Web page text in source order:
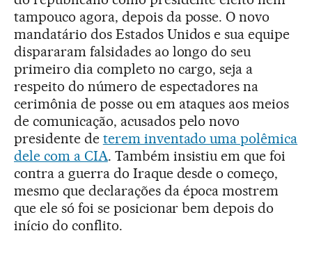
tampouco agora, depois da posse. O novo
mandatário dos Estados Unidos e sua equipe
dispararam falsidades ao longo do seu
primeiro dia completo no cargo, seja a
respeito do número de espectadores na
cerimônia de posse ou em ataques aos meios
de comunicação, acusados pelo novo
presidente de terem inventado uma polêmica
dele com a CIA. Também insistiu em que foi
contra a guerra do Iraque desde o começo,
mesmo que declarações da época mostrem
que ele só foi se posicionar bem depois do
início do conflito.